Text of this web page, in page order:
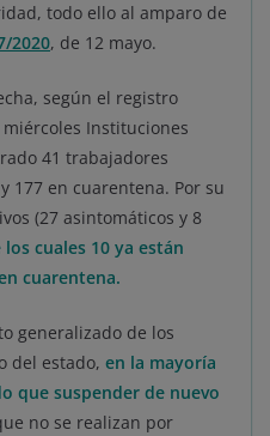
todo ello al amparo de
2020, de 12 mayo.
según el registro
Instituciones
41 trabajadores
177 en cuarentena. Por su
(27 asintomáticos y 8
los cuales 10 ya están
cuarentena.
generalizado de los
del estado, en la mayoría
que suspender de nuevo
no se realizan por